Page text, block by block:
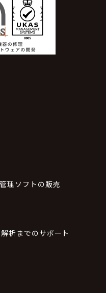
理ソフトの販売
析までのサポート